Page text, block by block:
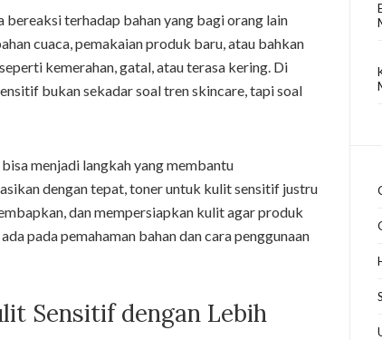
terhadap bahan yang bagi orang lain
cuaca, pemakaian produk baru, atau bahkan
kemerahan, gatal, atau terasa kering. Di
bukan sekadar soal tren skincare, tapi soal
menjadi langkah yang membantu
dengan tepat, toner untuk kulit sensitif justru
dan mempersiapkan kulit agar produk
pada pemahaman bahan dan cara penggunaan
Sensitif dengan Lebih